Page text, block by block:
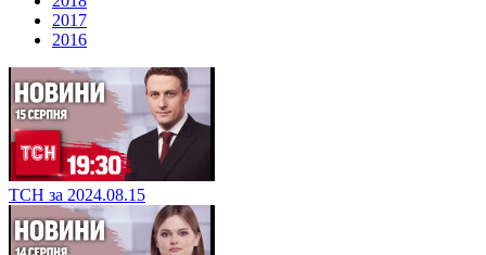
2017
2016
ТСН за 2024.08.15